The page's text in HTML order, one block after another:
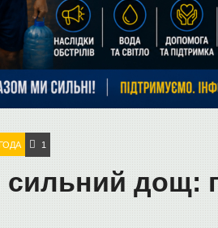
1
сильний дощ: